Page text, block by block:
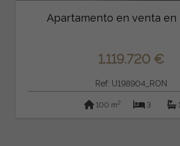
Apartamento en venta en
1.119.720 €
Ref: U198904_RON
100 m2 3 1